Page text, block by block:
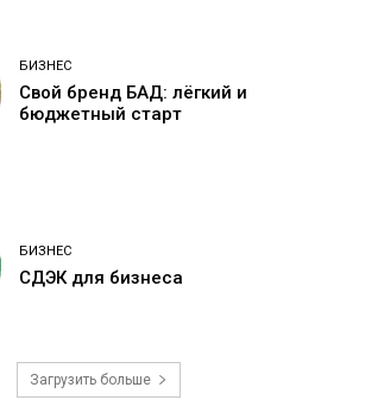
БИЗНЕС
Свой бренд БАД: лёгкий и
бюджетный старт
БИЗНЕС
СДЭК для бизнеса
Загрузить больше